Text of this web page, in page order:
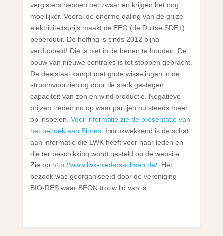
vergisters hebben het zwaar en krijgen het nog
moeilijker. Vooral de enorme daling van de grijze
elektriciteitsprijs maakt de EEG (de Duitse SDE+)
peperduur. De heffing is sinds 2012 bijna
verdubbeld! Die is niet in de benen te houden. De
bouw van nieuwe centrales is tot stoppen gebracht.
De deelstaat kampt met grote wisselingen in de
stroomvoorziening door de sterk gestegen
capaciteit van zon en wind productie. Negatieve
prijzen treden nu op waar partijen nu steeds meer
op inspelen. Voor informatie zie de presentatie van
het bezoek aan Biores. Indrukwekkend is de schat
aan informatie die LWK heeft voor haar leden en
die ter beschikking wordt gesteld op de website.
Zie op http://www.lwk-niedersachsen.de/. Het
bezoek was georganiseerd door de vereniging
BIO-RES waar BEON trouw lid van is.